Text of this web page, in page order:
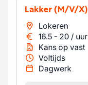
Lakker (M/V/X)
Lokeren
16.5 - 20 / uur
Kans op vast
Voltijds
Dagwerk